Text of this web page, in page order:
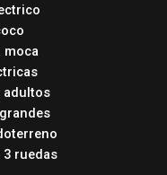
moca
adultos
ruedas